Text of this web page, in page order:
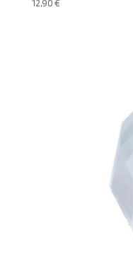
12,90€